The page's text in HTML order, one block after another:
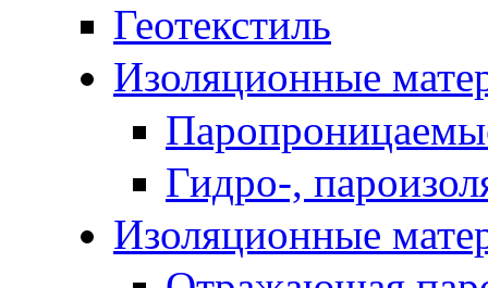
Геотекстиль
Изоляционные
Гидро-,
Изоляционные